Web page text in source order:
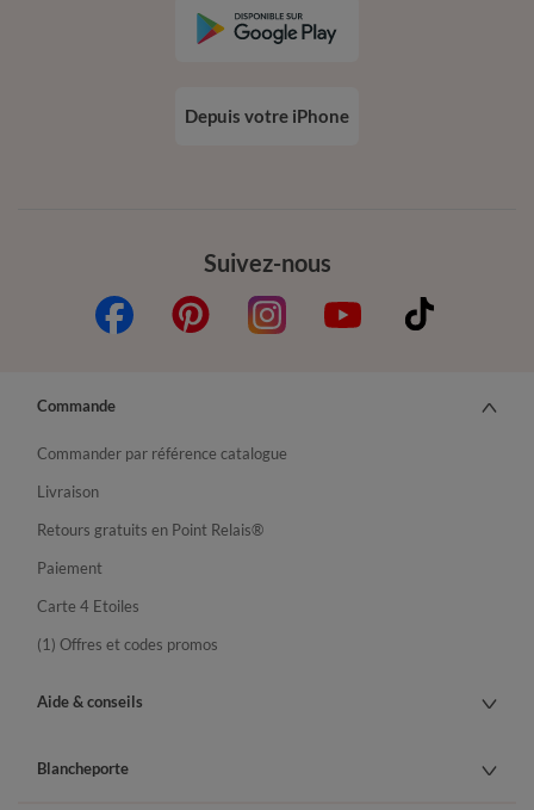
Suivez-nous
Depuis votre iPhone
Commande
Commander par référence catalogue
Livraison
Retours gratuits en Point Relais®
Paiement
Carte 4 Etoiles
(1) Offres et codes promos
Aide & conseils
Blancheporte